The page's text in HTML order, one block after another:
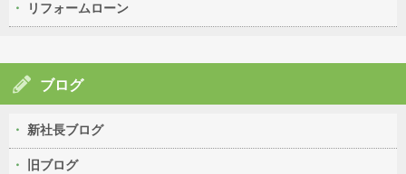
リフォームローン
ブログ
新社長ブログ
旧ブログ